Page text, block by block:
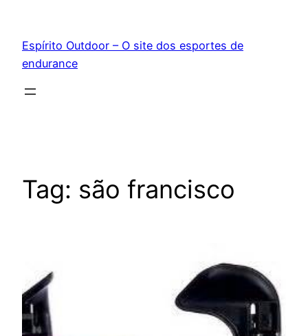
conteúdo
Espírito Outdoor – O site dos esportes de
endurance
Tag: são francisco